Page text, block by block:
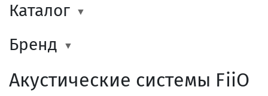
Каталог
Бренд
Акустические системы FiiO